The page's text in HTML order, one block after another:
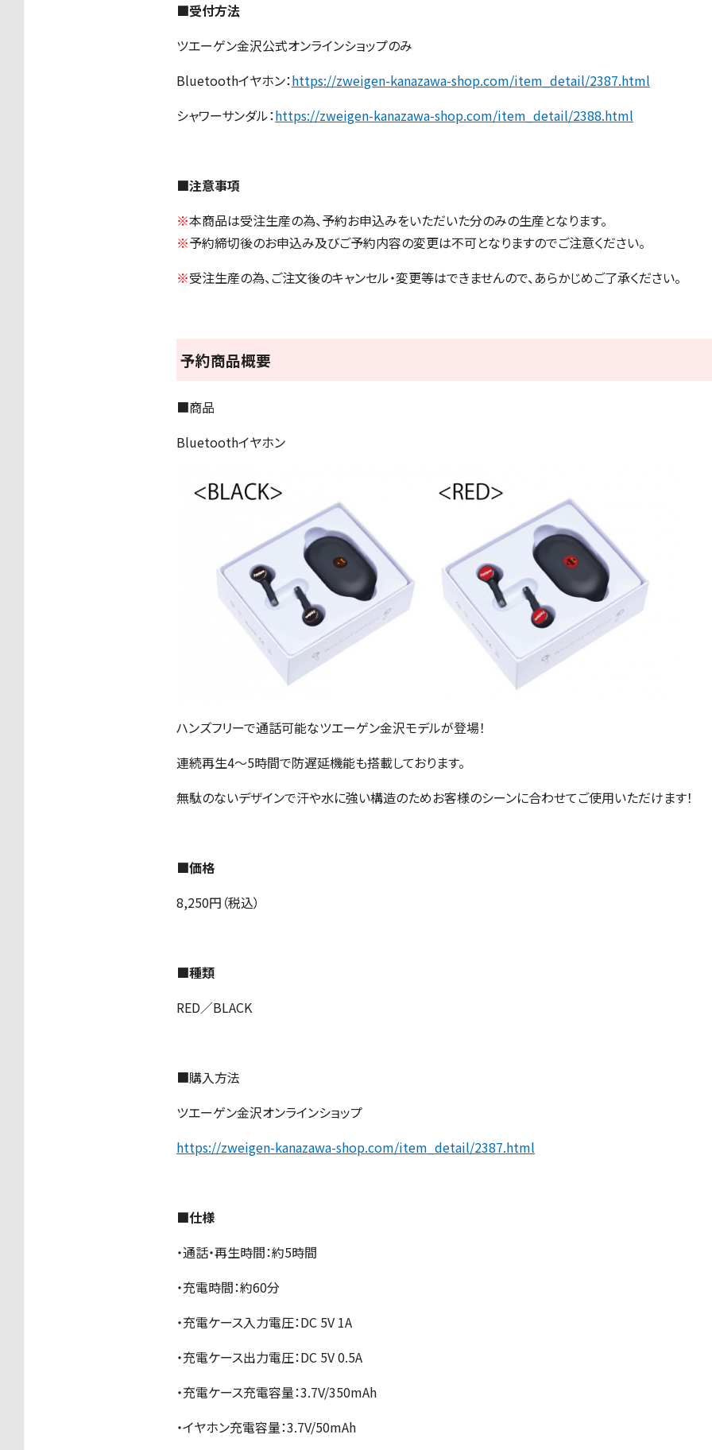
■受付方法
ツエーゲン金沢公式オンラインショップのみ
Bluetoothイヤホン：https://zweigen-kanazawa-shop.com/item_detail/2387.html
シャワーサンダル：https://zweigen-kanazawa-shop.com/item_detail/2388.html
■注意事項
※本商品は受注生産の為、予約お申込みをいただいた分のみの生産となります。
※予約締切後のお申込み及びご予約内容の変更は不可となりますのでご注意ください。
※受注生産の為、ご注文後のキャンセル・変更等はできませんので、あらかじめご了承ください。
予約商品概要
■商品
Bluetoothイヤホン
ハンズフリーで通話可能なツエーゲン金沢モデルが登場！
連続再生4〜5時間で防遅延機能も搭載しております。
無駄のないデザインで汗や水に強い構造のためお客様のシーンに合わせてご使用いただけます！
■価格
8,250円（税込）
■種類
RED／BLACK
■購入方法
ツエーゲン金沢オンラインショップ
https://zweigen-kanazawa-shop.com/item_detail/2387.html
■仕様
・通話・再生時間：約5時間
・充電時間：約60分
・充電ケース入力電圧：DC 5V 1A
・充電ケース出力電圧：DC 5V 0.5A
・充電ケース充電容量：3.7V/350mAh
・イヤホン充電容量：3.7V/50mAh